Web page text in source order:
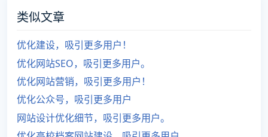
类似文章
优化建设，吸引更多用户！
优化网站SEO，吸引更多用户。
优化网站营销，吸引更多用户！
优化公众号，吸引更多用户
网站设计优化细节，吸引更多用户。